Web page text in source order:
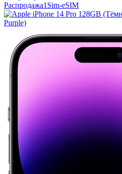
Распродажа1Sim-eSIM